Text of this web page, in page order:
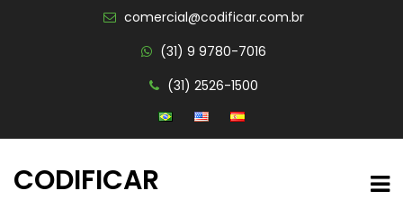
comercial@codificar.com.br
(31) 9 9780-7016
(31) 2526-1500
CODIFICAR